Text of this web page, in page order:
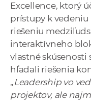
Excellence, ktorý
prístupy k
riešeniu
interaktívneho
vlastné skúsenosti
hľadali riešenia
„Leadership vo
projektov, ale